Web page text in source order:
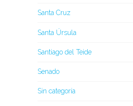
Santa Cruz
Santa Úrsula
Santiago del Teide
Senado
Sin categoría